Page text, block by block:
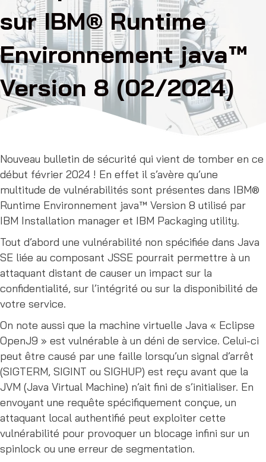
sur IBM® Runtime
Environnement java™
Version 8 (02/2024)
Nouveau bulletin de sécurité qui vient de tomber en ce
début février 2024 ! En effet il s’avère qu’une
multitude de vulnérabilités sont présentes dans IBM®
Runtime Environnement java™ Version 8 utilisé par
IBM Installation manager et IBM Packaging utility.
Tout d’abord une vulnérabilité non spécifiée dans Java
SE liée au composant JSSE pourrait permettre à un
attaquant distant de causer un impact sur la
confidentialité, sur l’intégrité ou sur la disponibilité de
votre service.
On note aussi que la machine virtuelle Java « Eclipse
OpenJ9 » est vulnérable à un déni de service. Celui-ci
peut être causé par une faille lorsqu’un signal d’arrêt
(SIGTERM, SIGINT ou SIGHUP) est reçu avant que la
JVM (Java Virtual Machine) n’ait fini de s’initialiser. En
envoyant une requête spécifiquement conçue, un
attaquant local authentifié peut exploiter cette
vulnérabilité pour provoquer un blocage infini sur un
spinlock ou une erreur de segmentation.